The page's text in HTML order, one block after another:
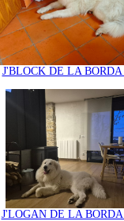
J'BLOCK DE LA
J'LOGAN DE LA